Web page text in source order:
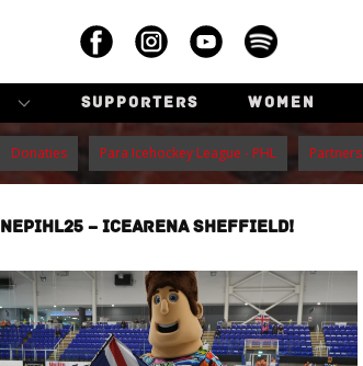
SUPPORTERS WOMEN
Donaties Para Icehockey League - PHL Partners
NEPIHL25 – ICEARENA SHEFFIELD!